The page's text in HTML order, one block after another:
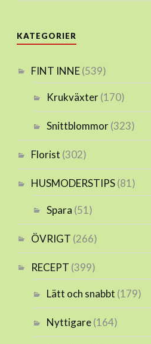
KATEGORIER
FINT INNE(539)
Krukväxter(170)
Snittblommor(323)
Florist (302)
HUSMODERSTIPS(81)
Spara (51)
ÖVRIGT (266)
RECEPT (399)
Lätt och snabbt (179)
Nyttigare(164)